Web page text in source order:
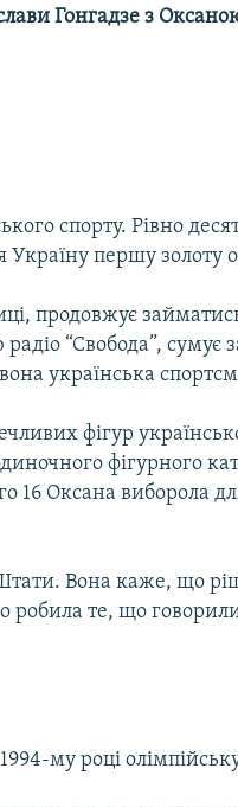
Гонгадзе з
спорту. Рівно
першу золоту
продовжує
радіо “Свобода”, сумує
українська
фігур
фігурного
16 Оксана виборола
Штати. Вона каже, що
те, що говорили
му році